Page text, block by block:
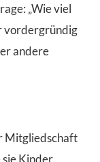
„Wie viel
vordergründig
andere
Mitgliedschaft
Kinder